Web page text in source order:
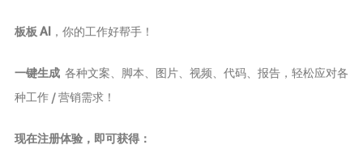
板板 AI ，你的工作好帮手！
一键生成 各种文案、脚本、图片、视频、代码、报告，轻松应对各
种工作 / 营销需求！
现在注册体验，即可获得：